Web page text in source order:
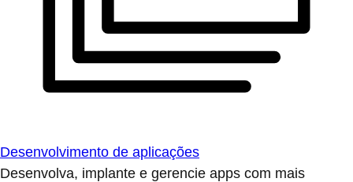
Desenvolvimento de aplicações
Desenvolva, implante e gerencie apps com mais